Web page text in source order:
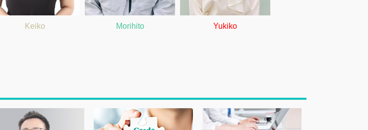
らず、誰でも意思表明することができ、個人の才能と可能性を
協力企業の増加
ハウスメーカーや管理会社を中心にハウスコーティングの市場
Keiko Morihito Yukiko